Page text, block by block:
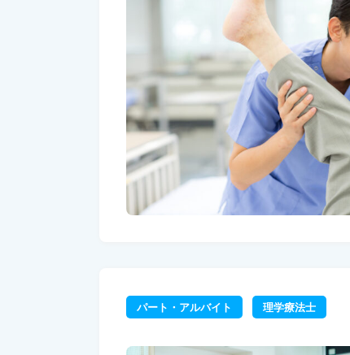
パート・アルバイト 理学療法士